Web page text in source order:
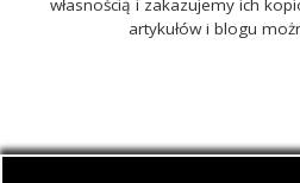
własnością i zakazujemy ich
artykułów i blogu